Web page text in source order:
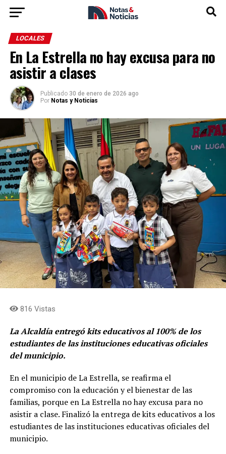
LOCALES
En La Estrella no hay excusa para no
asistir a clases
Publicado 30 de enero de 2026 ago
Por Notas y Noticias
816 Vistas
La Alcaldía entregó kits educativos al 100% de los
estudiantes de las instituciones educativas oficiales
del municipio.
En el municipio de La Estrella, se reafirma el
compromiso con la educación y el bienestar de las
familias, porque en La Estrella no hay excusa para no
asistir a clase. Finalizó la entrega de kits educativos a los
estudiantes de las instituciones educativas oficiales del
municipio.